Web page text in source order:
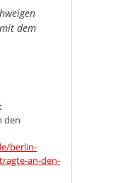
dem
den
berlin-
an-den-